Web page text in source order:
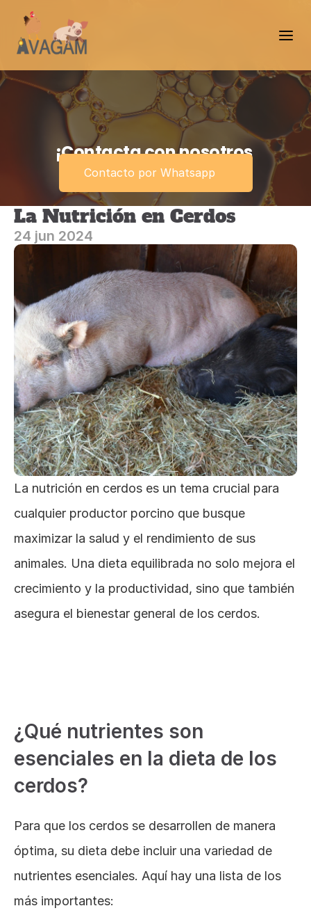
¡Contacta con nosotros
ahora!
Contacto por Whatsapp
La Nutrición en Cerdos
24 jun 2024
La nutrición en cerdos es un tema crucial para
cualquier productor porcino que busque
maximizar la salud y el rendimiento de sus
animales. Una dieta equilibrada no solo mejora el
crecimiento y la productividad, sino que también
asegura el bienestar general de los cerdos.
¿Qué nutrientes son
esenciales en la dieta de los
cerdos?
Para que los cerdos se desarrollen de manera
óptima, su dieta debe incluir una variedad de
nutrientes esenciales. Aquí hay una lista de los
más importantes: